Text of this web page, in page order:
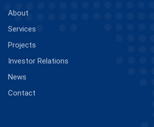
About
Services
Projects
Investor Relations
News
Contact